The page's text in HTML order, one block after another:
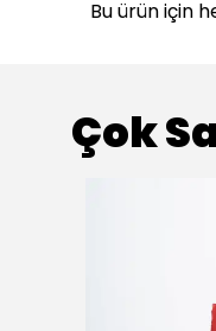
Bu ürün için
Çok